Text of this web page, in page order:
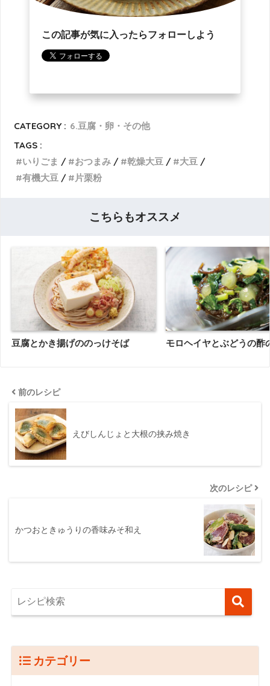
この記事が気に入ったらフォローしよう
CATEGORY : 6.豆腐・卵・その他
TAGS :
いりごま
おつまみ 乾燥大豆
大豆
有機大豆
片栗粉
こちらもオススメ
豆腐とかき揚げののっけそば モロヘイヤとぶどうの酢
前のレシピ
えびしんじょと大根の挟み焼き
次のレシピ
かつおときゅうりの香味みそ和え
カテゴリー